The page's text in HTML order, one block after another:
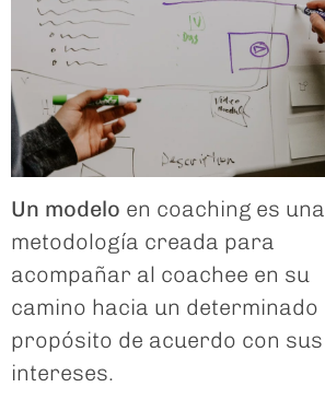
Un modelo en coaching es una
metodología creada para
acompañar al coachee en su
camino hacia un determinado
propósito de acuerdo con sus
intereses.